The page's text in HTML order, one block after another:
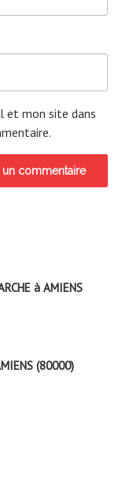
et mon site dans
à AMIENS
(80000)